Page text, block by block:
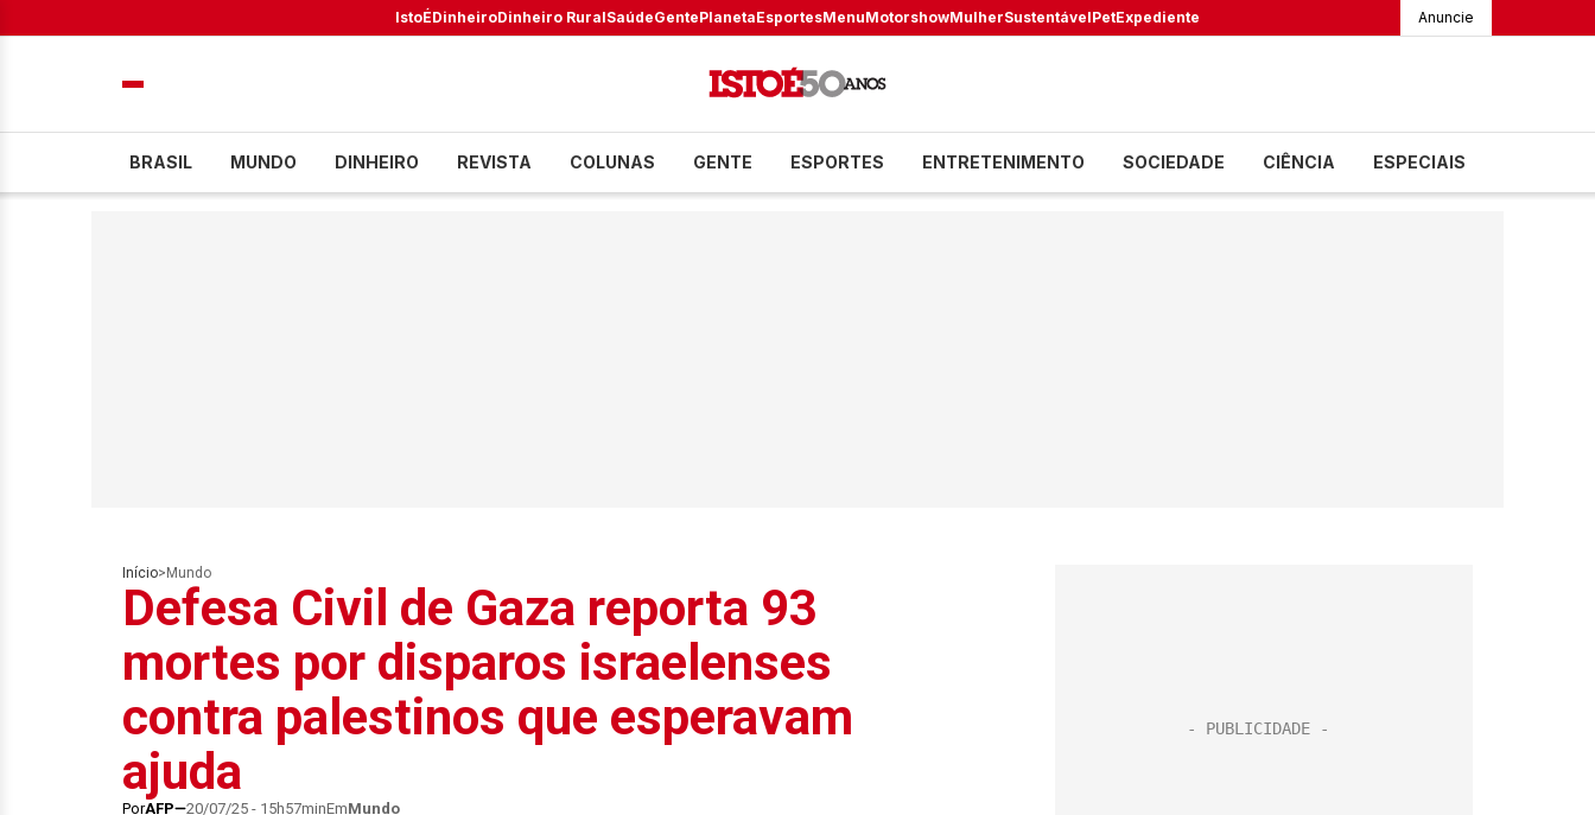
IstoÉDinheiroDinheiro RuralSaúdeGentePlanetaEsportesMenuMotorshowMulherSustentávelPetExpediente Anuncie
BRASIL MUNDO DINHEIRO REVISTA COLUNAS GENTE ESPORTES ENTRETENIMENTO SOCIEDADE CIÊNCIA ESPECIAIS
Início> Mundo
Defesa Civil de Gaza reporta 93
mortes por disparos israelenses
contra palestinos que esperavam
ajuda
PorAFP 20/07/25 - 15h57minEmMundo